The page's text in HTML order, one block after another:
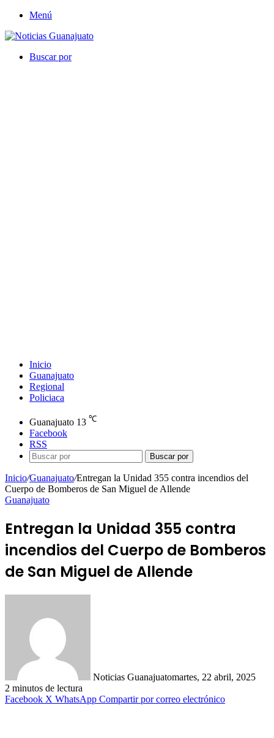
Menú
Buscar por
Inicio
Guanajuato
Regional
Policiaca
Guanajuato 13 ℃
Facebook
RSS
Buscar por
Inicio/Guanajuato/Entregan la Unidad 355 contra incendios del
Cuerpo de Bomberos de San Miguel de Allende
Guanajuato
Entregan la Unidad 355 contra
incendios del Cuerpo de Bomberos
de San Miguel de Allende
Noticias Guanajuatomartes, 22 abril, 2025
2 minutos de lectura
Facebook X WhatsApp Compartir por correo electrónico